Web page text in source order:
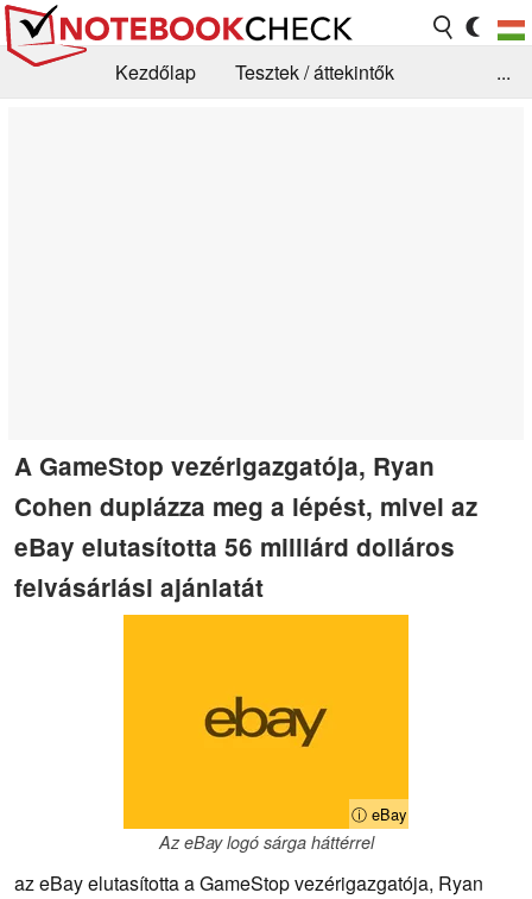
Kezdőlap
Tesztek / áttekintők
...
A GameStop vezérigazgatója, Ryan
Cohen duplázza meg a lépést, mivel az
eBay elutasította 56 milliárd dolláros
felvásárlási ajánlatát
ⓘ eBay
Az eBay logó sárga háttérrel
az eBay elutasította a GameStop vezérigazgatója, Ryan